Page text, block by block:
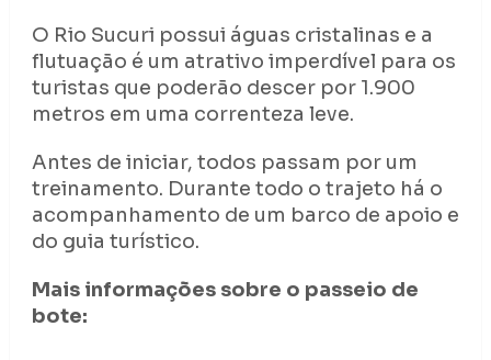
O Rio Sucuri possui águas cristalinas e a
flutuação é um atrativo imperdível para os
turistas que poderão descer por 1.900
metros em uma correnteza leve.
Antes de iniciar, todos passam por um
treinamento. Durante todo o trajeto há o
acompanhamento de um barco de apoio e
do guia turístico.
Mais informações sobre o passeio de
bote: